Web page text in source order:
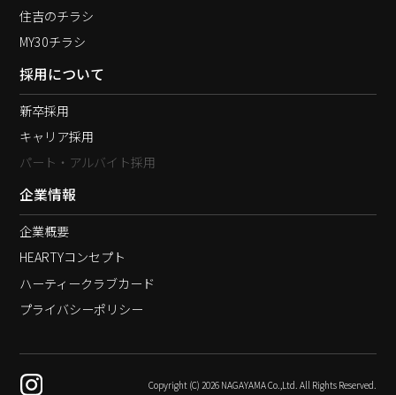
住吉のチラシ
MY30チラシ
採用について
新卒採用
キャリア採用
パート・アルバイト採用
企業情報
企業概要
HEARTYコンセプト
ハーティークラブカード
プライバシーポリシー
Copyright (C) 2026 NAGAYAMA Co.,Ltd. All Rights Reserved.